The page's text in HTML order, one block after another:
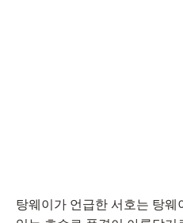
탕웨이가 언급한 서호는 탕